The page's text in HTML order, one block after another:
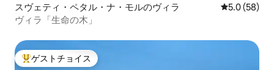
スヴェティ・ペタル・ナ・モルのヴィラ レビュー58
5.0 (58)
ヴィラ「生命の木」
大好評のゲストチョイスです。
ゲストチョイス